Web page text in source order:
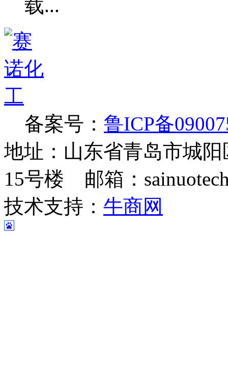
备案号： 鲁ICP备
地址：山东省青岛市城
15号楼 邮箱：
技术支持： 牛商网